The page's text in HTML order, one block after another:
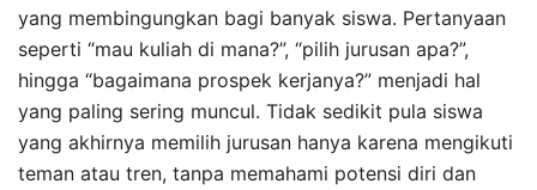
yang membingungkan bagi banyak siswa. Pertanyaan
seperti “mau kuliah di mana?”, “pilih jurusan apa?”,
hingga “bagaimana prospek kerjanya?” menjadi hal
yang paling sering muncul. Tidak sedikit pula siswa
yang akhirnya memilih jurusan hanya karena mengikuti
teman atau tren, tanpa memahami potensi diri dan